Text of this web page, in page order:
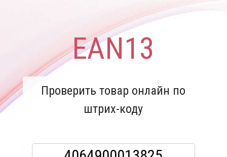
EAN13
Проверить товар онлайн по
штрих-коду